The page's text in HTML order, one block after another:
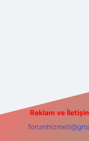
Reklam ve